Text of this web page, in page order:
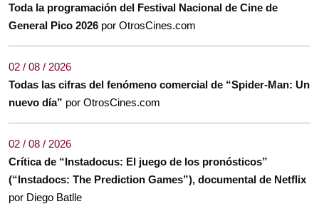
Toda la programación del Festival Nacional de Cine de
General Pico 2026 por OtrosCines.com
02 / 08 / 2026
Todas las cifras del fenómeno comercial de “Spider-Man: Un
nuevo día” por OtrosCines.com
02 / 08 / 2026
Crítica de “Instadocus: El juego de los pronósticos”
(“Instadocs: The Prediction Games”), documental de Netflix
por Diego Batlle